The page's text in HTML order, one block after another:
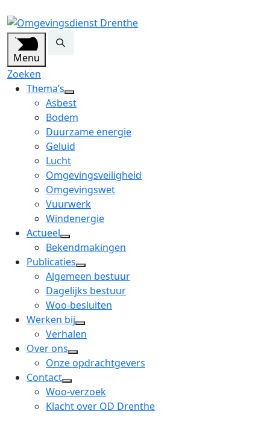
Menu
Zoeken
Thema’s
open
dropdown
menu
Asbest
Bodem
Duurzame energie
Geluid
Lucht
Omgevingsveiligheid
Omgevingswet
Vuurwerk
Windenergie
Actueel
open
dropdown
menu
Bekendmakingen
Publicaties
open
dropdown
menu
Algemeen bestuur
Dagelijks bestuur
Woo-besluiten
Werken bij
open
menu
Verhalen
Over ons
open
dropdown
menu
Onze opdrachtgevers
Contact
open
dropdown
Woo-verzoek
Klacht over OD Drenthe